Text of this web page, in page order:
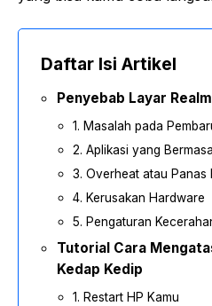
Daftar Isi Artikel
Penyebab Layar
1. Masalah pada
2. Aplikasi yang
3. Overheat atau Panas
4. Kerusakan Hardware
5. Pengaturan
Tutorial Cara
Kedap Kedip
1. Restart HP Kamu